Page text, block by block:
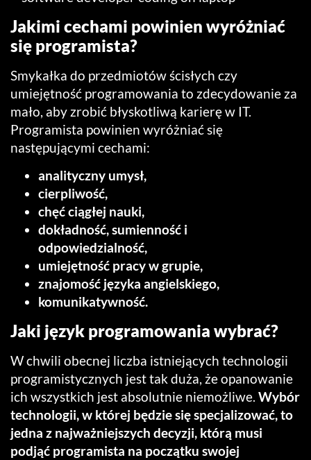
Jakimi cechami powinien wyróżniać
się programista?
Smykałka do przedmiotów ścisłych czy
umiejętność programowania to zdecydowanie za
mało, aby zrobić błyskotliwą karierę w IT.
Programista powinien wyróżniać się
następującymi cechami:
analityczny umysł,
cierpliwość,
chęć ciągłej nauki,
dokładność, sumienność i
odpowiedzialność,
umiejętność pracy w grupie,
znajomość języka angielskiego,
komunikatywność.
Jaki język programowania wybrać?
W chwili obecnej liczba istniejących technologii
programistycznych jest tak duża, że opanowanie
ich wszystkich jest absolutnie niemożliwe. Wybór
technologii, w której będzie się specjalizować, to
jedna z najważniejszych decyzji, którą musi
podjąć programista na początku swojej